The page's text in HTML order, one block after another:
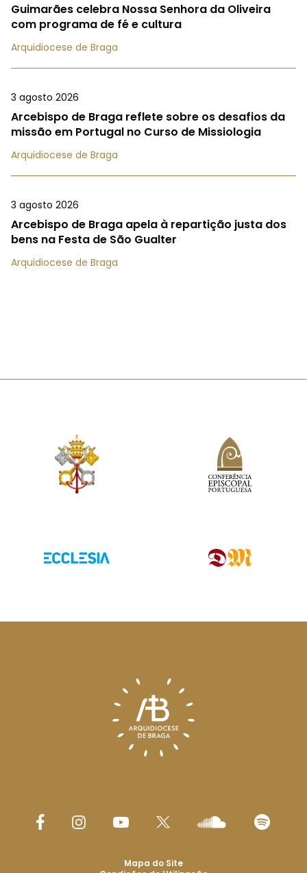
Guimarães celebra Nossa Senhora da Oliveira
com programa de fé e cultura
Arquidiocese de Braga
3 agosto 2026
Arcebispo de Braga reflete sobre os desafios da
missão em Portugal no Curso de Missiologia
Arquidiocese de Braga
3 agosto 2026
Arcebispo de Braga apela à repartição justa dos
bens na Festa de São Gualter
Arquidiocese de Braga
Mapa do Site